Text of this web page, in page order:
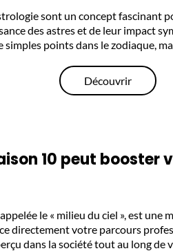
sont un concept fascinant
des astres et de leur impact
simples points dans le zodiaque,
Découvrir
10 peut booster
le « milieu du ciel », est une
directement votre parcours
dans la société tout au long de